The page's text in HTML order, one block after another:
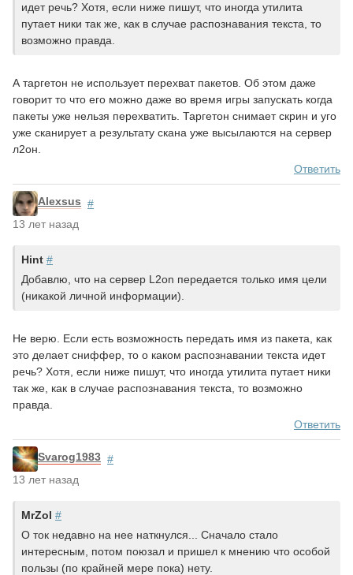
идет речь? Хотя, если ниже пишут, что иногда утилита
путает ники так же, как в случае распознавания текста, то
возможно правда.
А таргетон не использует перехват пакетов. Об этом даже
говорит то что его можно даже во время игры запускать когда
пакеты уже нельзя перехватить. Таргетон снимает скрин и уго
уже сканирует а результату скана уже высылаются на сервер
л2он.
Ответить
Alexsus #
13 лет назад
Hint #
Добавлю, что на сервер L2on передается только имя цели
(никакой личной информации).
Не верю. Если есть возможность передать имя из пакета, как
это делает сниффер, то о каком распознавании текста идет
речь? Хотя, если ниже пишут, что иногда утилита путает ники
так же, как в случае распознавания текста, то возможно
правда.
Ответить
Svarog1983 #
13 лет назад
MrZol #
О ток недавно на нее наткнулся... Сначало стало
интересным, потом поюзал и пришел к мнению что особой
пользы (по крайней мере пока) нету.